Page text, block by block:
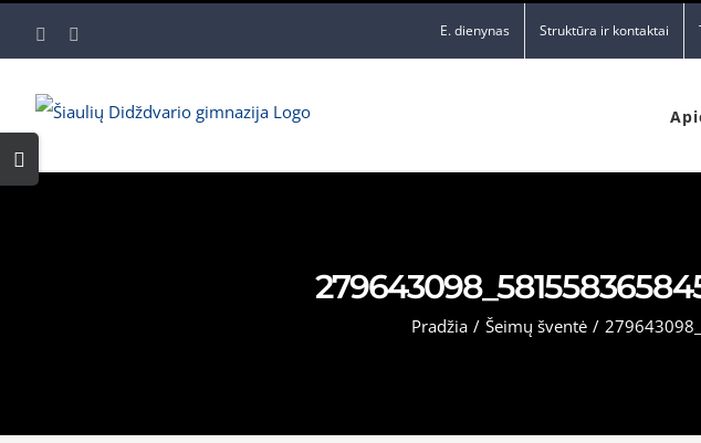
Facebook E. dienynas Struktūra ir kontaktai
Pradžia / Šeimų šventė /
Toggle
Sliding